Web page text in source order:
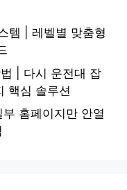
템 | 레벨별 맞춤형
| 다시 운전대 잡
핵심 솔루션
홈페이지만 안열